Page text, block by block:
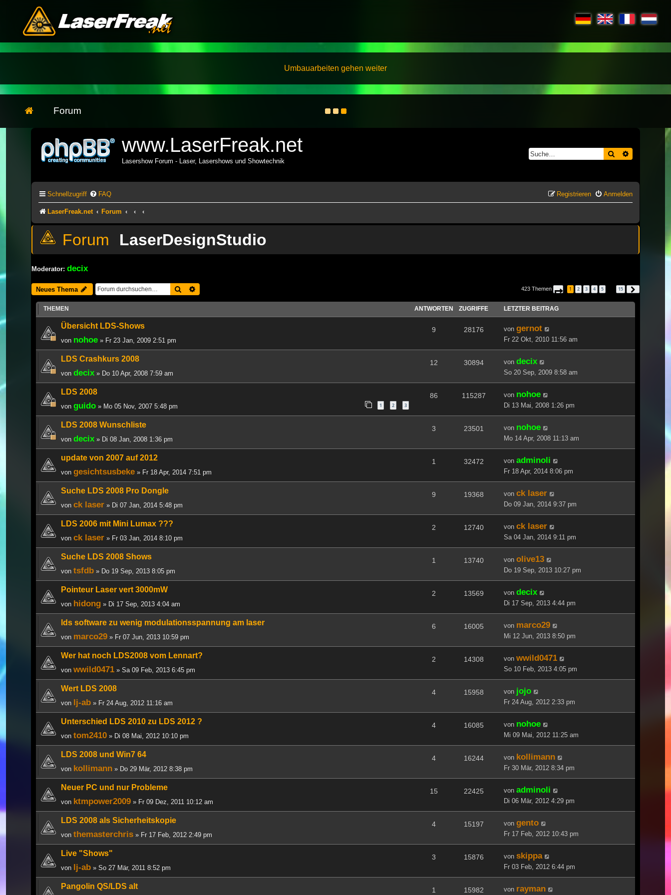
Umbauarbeiten gehen weiter
Forum
www.LaserFreak.net
Lasershow Forum - Laser, Lasershows und Showtechnik
Suche
Schnellzugriff FAQ Anmelden
Registrieren
LaserFreak.net Forum
LaserDesignStudio
Moderator: decix
Neues Thema Suche 423 Themen Seite von 15
1 2 3 4 5 15
THEMEN ANTWORTEN ZUGRIFFE LETZTER BEITRAG
Übersicht LDS-Shows
von nohoe » Fr 23 Jan, 2009 2:51 pm
9 28176 von gernot
Fr 22 Okt, 2010 11:56 am
LDS Crashkurs 2008
von decix » Do 10 Apr, 2008 7:59 am
12 30894 von decix
So 20 Sep, 2009 8:58 am
LDS 2008
von guido » Mo 05 Nov, 2007 5:48 pm 1 2 3
86 115287 von nohoe
Di 13 Mai, 2008 1:26 pm
LDS 2008 Wunschliste
von decix » Di 08 Jan, 2008 1:36 pm
3 23501 von nohoe
Mo 14 Apr, 2008 11:13 am
update von 2007 auf 2012
von gesichtsusbeke » Fr 18 Apr, 2014 7:51 pm
1 32472 von adminoli
Fr 18 Apr, 2014 8:06 pm
Suche LDS 2008 Pro Dongle
von ck laser » Di 07 Jan, 2014 5:48 pm
9 19368 von ck laser
Do 09 Jan, 2014 9:37 pm
LDS 2006 mit Mini Lumax ???
von ck laser » Fr 03 Jan, 2014 8:10 pm
2 12740 von ck laser
Sa 04 Jan, 2014 9:11 pm
Suche LDS 2008 Shows
von tsfdb » Do 19 Sep, 2013 8:05 pm
1 13740 von olive13
Do 19 Sep, 2013 10:27 pm
Pointeur Laser vert 3000mW
von hidong » Di 17 Sep, 2013 4:04 am
2 13569 von decix
Di 17 Sep, 2013 4:44 pm
lds software zu wenig modulationsspannung am laser
von marco29 » Fr 07 Jun, 2013 10:59 pm
6 16005 von marco29
Mi 12 Jun, 2013 8:50 pm
Wer hat noch LDS2008 vom Lennart?
von wwild0471 » Sa 09 Feb, 2013 6:45 pm
2 14308 von wwild0471
So 10 Feb, 2013 4:05 pm
Wert LDS 2008
von lj-ab » Fr 24 Aug, 2012 11:16 am
4 15958 von jojo
Fr 24 Aug, 2012 2:33 pm
Unterschied LDS 2010 zu LDS 2012 ?
von tom2410 » Di 08 Mai, 2012 10:10 pm
4 16085 von nohoe
Mi 09 Mai, 2012 11:25 am
LDS 2008 und Win7 64
von kollimann » Do 29 Mär, 2012 8:38 pm
4 16244 von kollimann
Fr 30 Mär, 2012 8:34 pm
Neuer PC und nur Probleme
von ktmpower2009 » Fr 09 Dez, 2011 10:12 am
15 22425 von adminoli
Di 06 Mär, 2012 4:29 pm
LDS 2008 als Sicherheitskopie
von themasterchris » Fr 17 Feb, 2012 2:49 pm
4 15197 von gento
Fr 17 Feb, 2012 10:43 pm
Live "Shows"
von lj-ab » So 27 Mär, 2011 8:52 pm
3 15876 von skippa
Fr 03 Feb, 2012 6:44 pm
Pangolin QS/LDS alt 1 15982 von rayman